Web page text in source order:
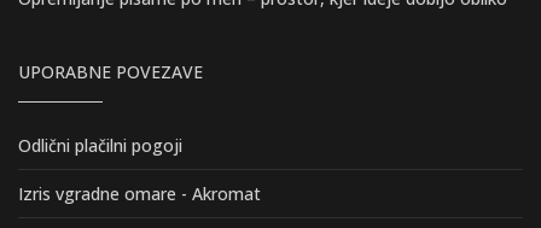
UPORABNE POVEZAVE
Odlični plačilni pogoji
Izris vgradne omare - Akromat